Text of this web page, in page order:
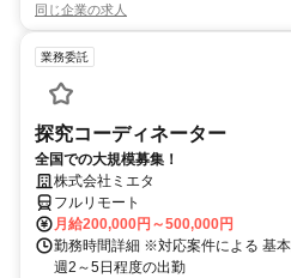
同じ企業の求人
業務委託
探究コーディネーター
全国での大規模募集！
株式会社ミエタ
フルリモート
月給200,000円～500,000円
勤務時間詳細 ※対応案件による 基
週2～5日程度の出勤